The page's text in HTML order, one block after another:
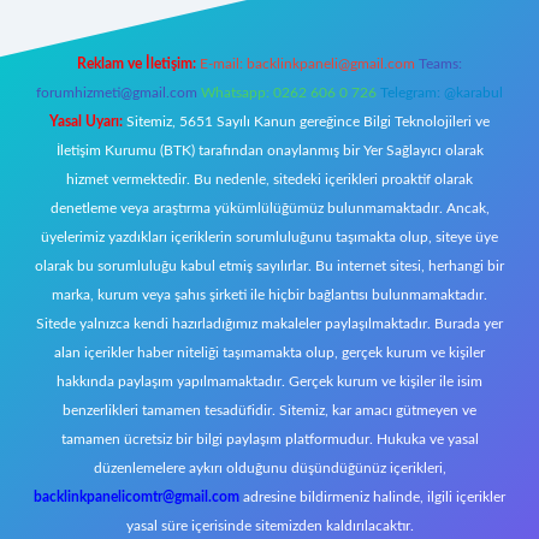
Reklam ve İletişim: E-mail: backlinkpaneli@gmail.com Teams:
forumhizmeti@gmail.com Whatsapp: 0262 606 0 726 Telegram: @karabul
Yasal Uyarı: Sitemiz, 5651 Sayılı Kanun gereğince Bilgi Teknolojileri ve
İletişim Kurumu (BTK) tarafından onaylanmış bir Yer Sağlayıcı olarak
hizmet vermektedir. Bu nedenle, sitedeki içerikleri proaktif olarak
denetleme veya araştırma yükümlülüğümüz bulunmamaktadır. Ancak,
üyelerimiz yazdıkları içeriklerin sorumluluğunu taşımakta olup, siteye üye
olarak bu sorumluluğu kabul etmiş sayılırlar. Bu internet sitesi, herhangi bir
marka, kurum veya şahıs şirketi ile hiçbir bağlantısı bulunmamaktadır.
Sitede yalnızca kendi hazırladığımız makaleler paylaşılmaktadır. Burada yer
alan içerikler haber niteliği taşımamakta olup, gerçek kurum ve kişiler
hakkında paylaşım yapılmamaktadır. Gerçek kurum ve kişiler ile isim
benzerlikleri tamamen tesadüfidir. Sitemiz, kar amacı gütmeyen ve
tamamen ücretsiz bir bilgi paylaşım platformudur. Hukuka ve yasal
düzenlemelere aykırı olduğunu düşündüğünüz içerikleri,
backlinkpanelicomtr@gmail.com adresine bildirmeniz halinde, ilgili içerikler
yasal süre içerisinde sitemizden kaldırılacaktır.